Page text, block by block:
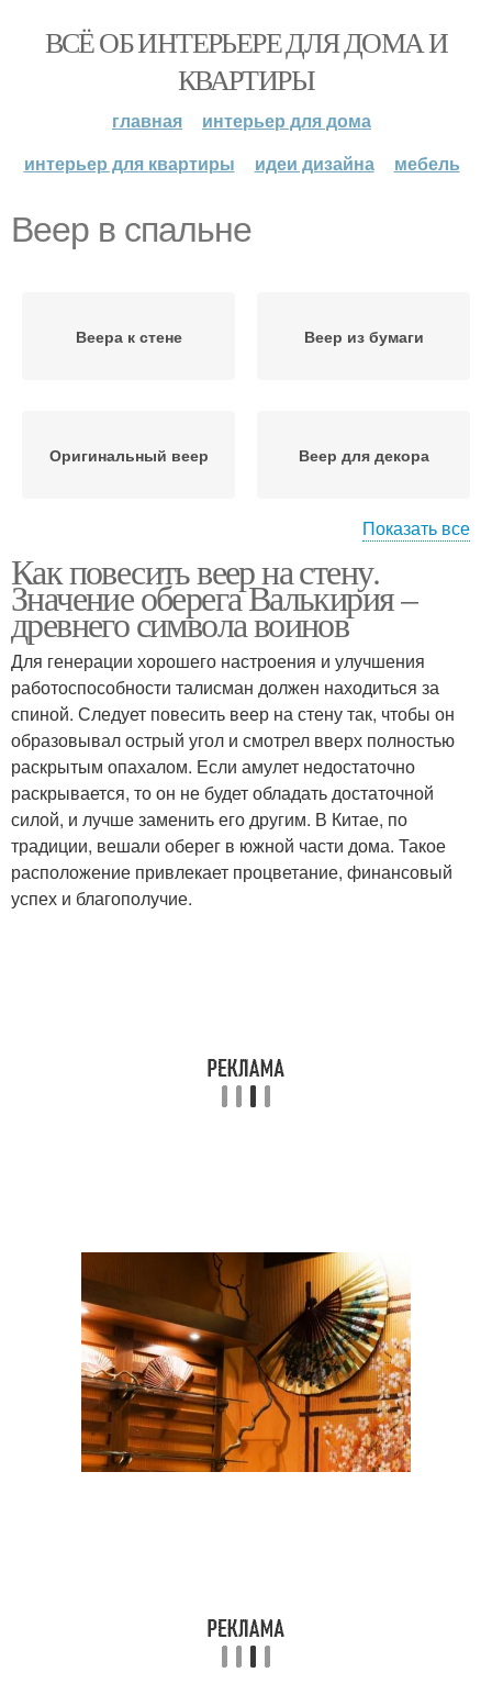
ВСЁ ОБ ИНТЕРЬЕРЕ ДЛЯ ДОМА И
КВАРТИРЫ
главная
интерьер для дома
интерьер для квартиры
идеи дизайна мебель
Веер в спальне
Веера к стене Веер из бумаги
Оригинальный веер Веер для декора
Веер на стену Веер для спальни
Веер по фен
Показать все
Как повесить веер на стену.
Значение оберега Валькирия –
древнего символа воинов
Для генерации хорошего настроения и улучшения
работоспособности талисман должен находиться за
спиной. Следует повесить веер на стену так, чтобы он
образовывал острый угол и смотрел вверх полностью
раскрытым опахалом. Если амулет недостаточно
раскрывается, то он не будет обладать достаточной
силой, и лучше заменить его другим. В Китае, по
традиции, вешали оберег в южной части дома. Такое
расположение привлекает процветание, финансовый
успех и благополучие.